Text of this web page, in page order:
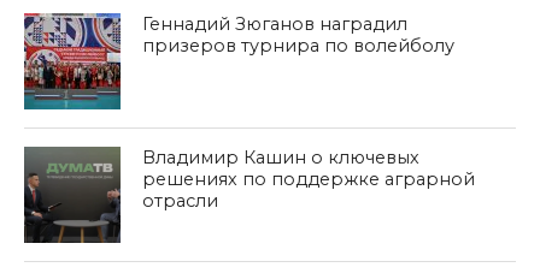
Геннадий Зюганов наградил
призеров турнира по волейболу
Владимир Кашин о ключевых
решениях по поддержке аграрной
отрасли